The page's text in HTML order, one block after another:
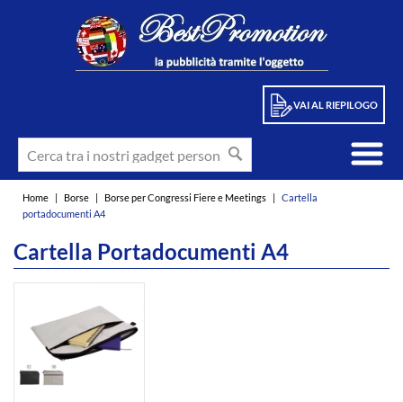
VAI AL RIEPILOGO
Home | Borse | Borse per Congressi Fiere e Meetings |
Cartella
portadocumenti A4
Cartella Portadocumenti A4